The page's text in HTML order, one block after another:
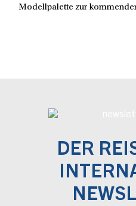
Modellpalette zur
DER